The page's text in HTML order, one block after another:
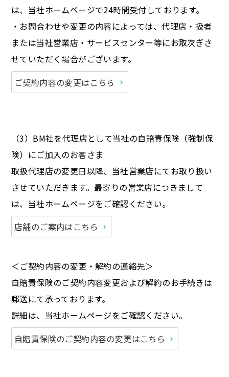
は、当社ホームページで24時間受付しております。
・お問合わせや変更の内容によっては、代理店・扱者
または当社営業店・サービスセンター等にお取次ぎさ
せていただく場合がございます。
ご契約内容の変更はこちら
（3）BM社を代理店として当社の自賠責保険（強制保
険）にご加入のお客さま
取扱代理店の変更日以降、当社営業店にてお取り扱い
させていただきます。最寄りの営業店につきまして
は、当社ホームページをご確認ください。
店舗のご案内はこちら
＜ご契約内容の変更・解約の連絡先＞
自賠責保険のご契約内容変更および解約のお手続きは
郵送にて承っております。
詳細は、当社ホームページをご確認ください。
自賠責保険のご契約内容の変更はこちら